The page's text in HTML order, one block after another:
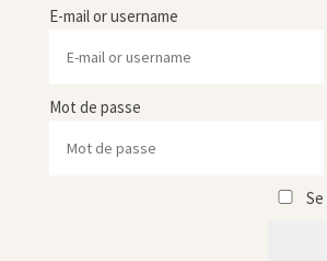
E-mail or username
Mot de passe